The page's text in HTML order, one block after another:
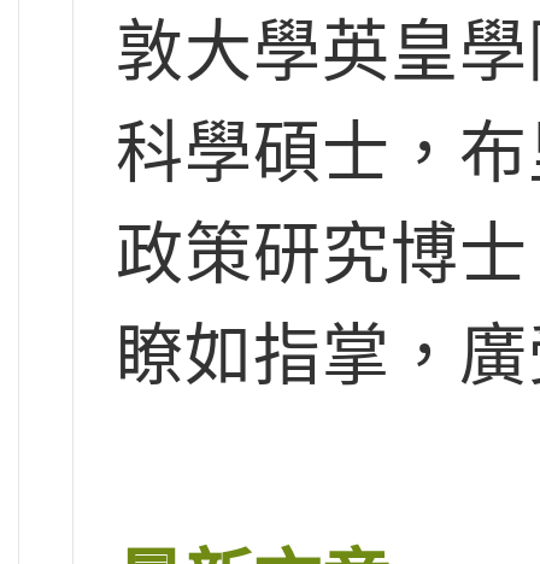
敦大學英皇
科學碩士，
政策研究博
瞭如指掌，